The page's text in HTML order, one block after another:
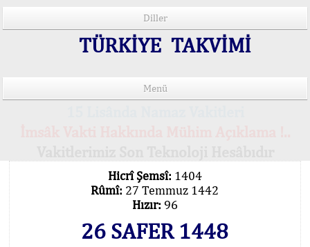
Diller
TÜRKİYE TAKVİMİ
Menü
Hicrî Şemsî: 1404
Rûmî: 27 Temmuz 1442
Hızır: 96
26 SAFER 1448